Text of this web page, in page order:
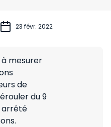
23 févr. 2022
à mesurer
de
du 9
arrêté